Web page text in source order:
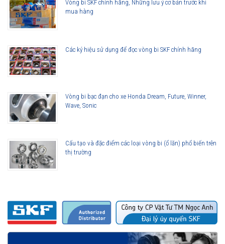
Khả năng vận hành hiệu quả, ổn định tại những điều kiện làm
việc có tốc độ cao.
Đa dạng về chủng loại, kích cỡ, đáp ứng được mọi nhu cầu về
ứng dụng vòng bi kim trong đời sống.
Sử dụng trong các hộp số ô tô.
Phụ kiện xe hơi, máy nén, bánh răng thước lái.
Vòng bi SKF chính hãng, Những lưu ý cơ bản trước khi
mua hàng
Các ký hiệu sử dụng để đọc vòng bi SKF chính hãng
Vòng bi bạc đạn cho xe Honda Dream, Future, Winner,
Wave, Sonic
Cấu tạo và đặc điểm các loại vòng bi (ổ lăn) phổ biến trên
thị trường